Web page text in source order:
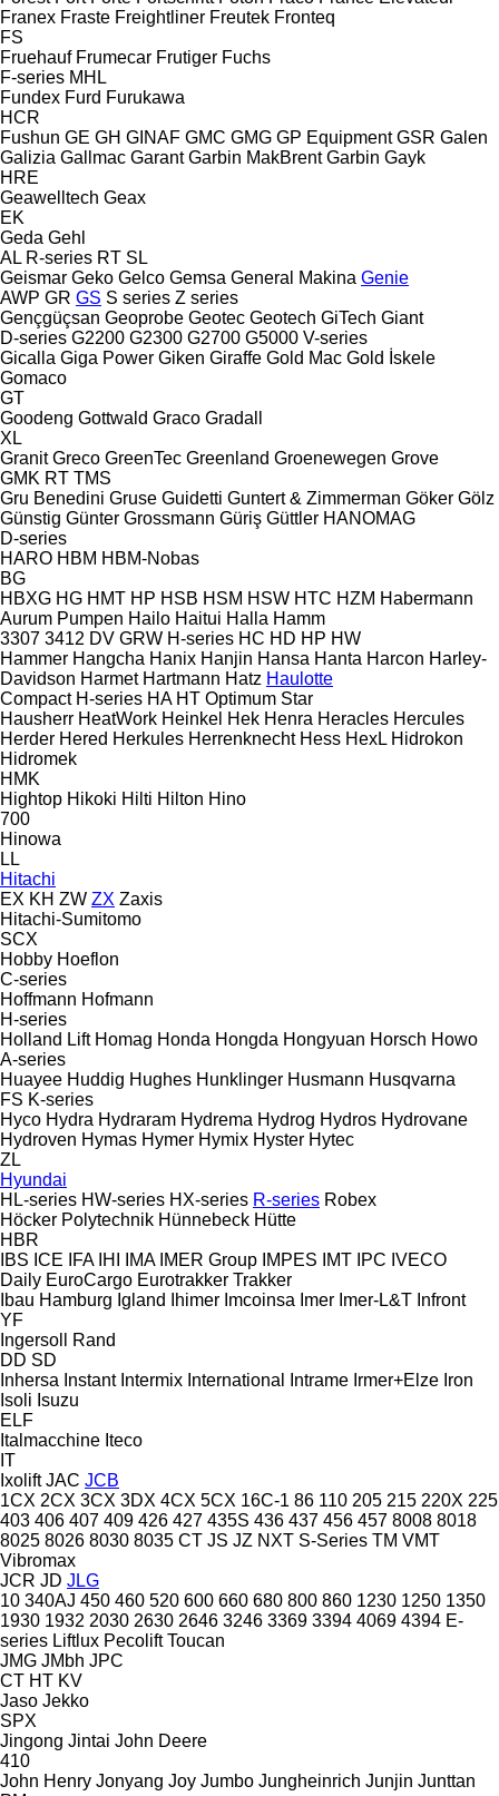
Franex Fraste Freightliner Freutek Fronteq
FS
Fruehauf Frumecar Frutiger Fuchs
F-series MHL
Fundex Furd Furukawa
HCR
Fushun GE GH GINAF GMC GMG GP Equipment GSR Galen
Galizia Gallmac Garant Garbin MakBrent Garbin Gayk
HRE
Geawelltech Geax
EK
Geda Gehl
AL R-series RT SL
Geismar Geko Gelco Gemsa General Makina Genie
AWP GR GS S series Z series
Gençgüçsan Geoprobe Geotec Geotech GiTech Giant
D-series G2200 G2300 G2700 G5000 V-series
Gicalla Giga Power Giken Giraffe Gold Mac Gold İskele
Gomaco
GT
Goodeng Gottwald Graco Gradall
XL
Granit Greco GreenTec Greenland Groenewegen Grove
GMK RT TMS
Gru Benedini Gruse Guidetti Guntert & Zimmerman Göker Gölz
Günstig Günter Grossmann Güriş Güttler HANOMAG
D-series
HARO HBM HBM-Nobas
BG
HBXG HG HMT HP HSB HSM HSW HTC HZM Habermann
Aurum Pumpen Hailo Haitui Halla Hamm
3307 3412 DV GRW H-series HC HD HP HW
Hammer Hangcha Hanix Hanjin Hansa Hanta Harcon Harley-
Davidson Harmet Hartmann Hatz Haulotte
Compact H-series HA HT Optimum Star
Hausherr HeatWork Heinkel Hek Henra Heracles Hercules
Herder Hered Herkules Herrenknecht Hess HexL Hidrokon
Hidromek
HMK
Hightop Hikoki Hilti Hilton Hino
700
Hinowa
LL
Hitachi
EX KH ZW ZX Zaxis
Hitachi-Sumitomo
SCX
Hobby Hoeflon
C-series
Hoffmann Hofmann
H-series
Holland Lift Homag Honda Hongda Hongyuan Horsch Howo
A-series
Huayee Huddig Hughes Hunklinger Husmann Husqvarna
FS K-series
Hyco Hydra Hydraram Hydrema Hydrog Hydros Hydrovane
Hydroven Hymas Hymer Hymix Hyster Hytec
ZL
Hyundai
HL-series HW-series HX-series R-series Robex
Höcker Polytechnik Hünnebeck Hütte
HBR
IBS ICE IFA IHI IMA IMER Group IMPES IMT IPC IVECO
Daily EuroCargo Eurotrakker Trakker
Ibau Hamburg Igland Ihimer Imcoinsa Imer Imer-L&T Infront
YF
Ingersoll Rand
DD SD
Inhersa Instant Intermix International Intrame Irmer+Elze Iron
Isoli Isuzu
ELF
Italmacchine Iteco
IT
Ixolift JAC JCB
1CX 2CX 3CX 3DX 4CX 5CX 16C-1 86 110 205 215 220X 225
403 406 407 409 426 427 435S 436 437 456 457 8008 8018
8025 8026 8030 8035 CT JS JZ NXT S-Series TM VMT
Vibromax
JCR JD JLG
10 340AJ 450 460 520 600 660 680 800 860 1230 1250 1350
1930 1932 2030 2630 2646 3246 3369 3394 4069 4394 E-
series Liftlux Pecolift Toucan
JMG JMbh JPC
CT HT KV
Jaso Jekko
SPX
Jingong Jintai John Deere
410
John Henry Jonyang Joy Jumbo Jungheinrich Junjin Junttan